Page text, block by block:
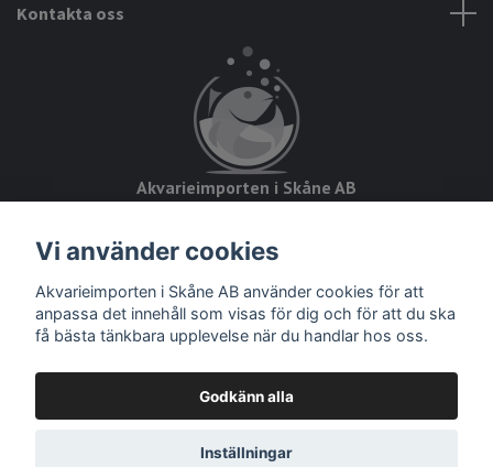
Kontakta oss
Akvarieimporten i Skåne AB
28234 Tyringe
Org.nr: 559093-8832
© 2026 Akvarieimporten
Vi använder cookies
Akvarieimporten i Skåne AB använder cookies för att
anpassa det innehåll som visas för dig och för att du ska
få bästa tänkbara upplevelse när du handlar hos oss.
Godkänn alla
Inställningar